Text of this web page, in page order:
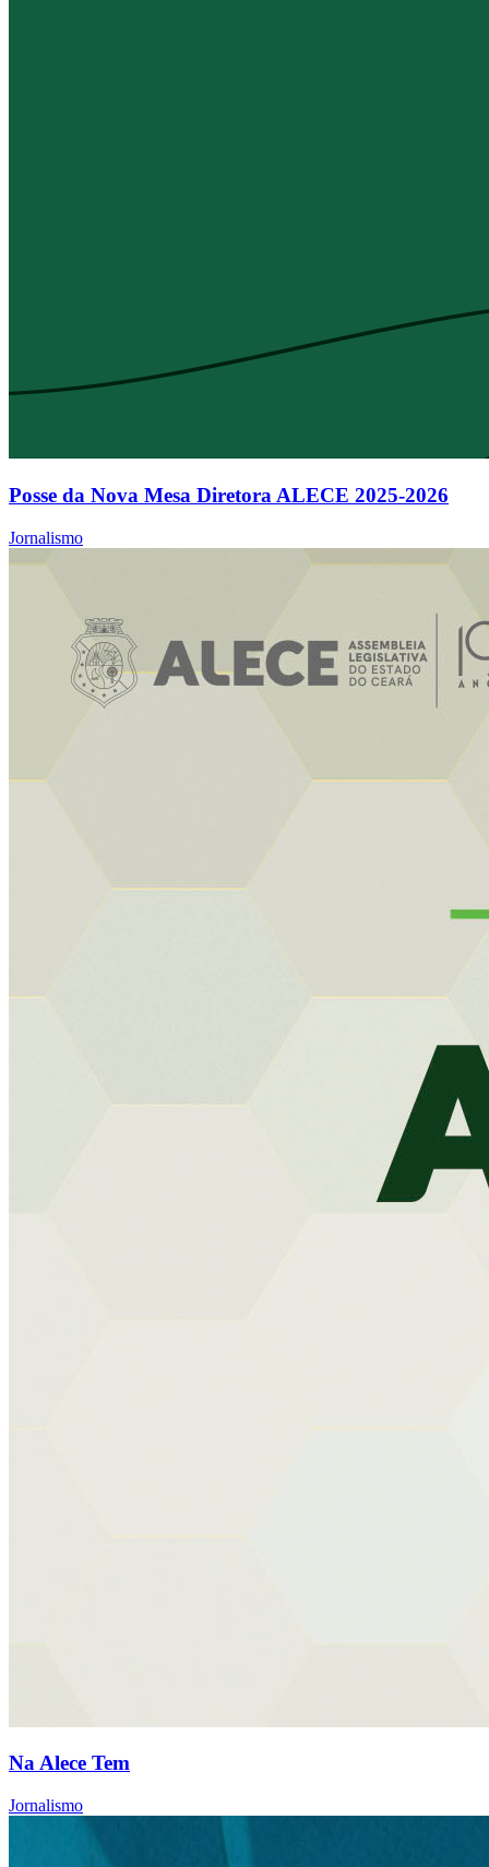
Posse da Nova Mesa Diretora ALECE 2025-2026
Jornalismo
Na Alece Tem
Jornalismo